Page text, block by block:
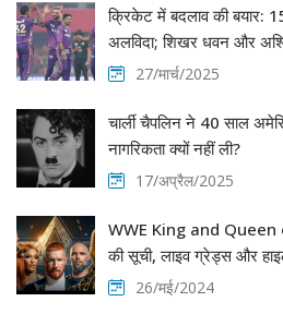
क्रिकेट में बदलाव की बयार:
अलविदा; शिखर धवन और
27/मार्च/2025
चार्ली चैपलिन ने 40 साल
नागरिकता क्यों नहीं ली?
17/अप्रैल/2025
WWE King and Queen
की सूची, लाइव ग्रेड्स और
26/मई/2024